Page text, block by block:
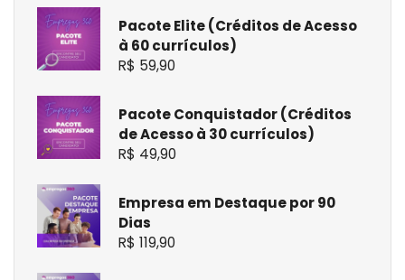
Pacote Elite (Créditos de Acesso
à 60 currículos)
R$ 59,90
Pacote Conquistador (Créditos
de Acesso à 30 currículos)
R$ 49,90
Empresa em Destaque por 90
Dias
R$ 119,90